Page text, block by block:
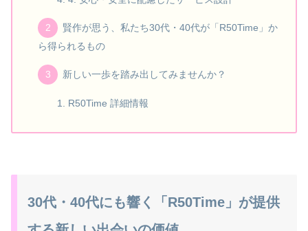
賢作が思う、私たち30代・40代が「R50Time」か
ら得られるもの
新しい一歩を踏み出してみませんか？
R50Time 詳細情報
30代・40代にも響く「R50Time」が提供